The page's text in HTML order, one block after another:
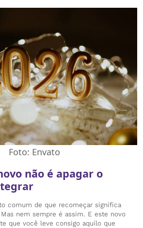
Foto: Envato
não é apagar o
comum de que recomeçar significa
nem sempre é assim. E este novo
que você leve consigo aquilo que